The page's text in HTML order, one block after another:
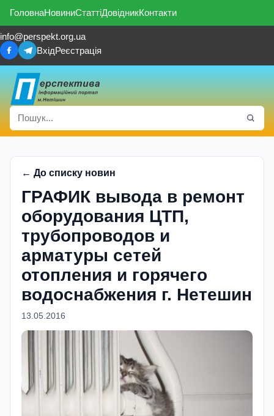
ГоловнаНовиниСтаттіДовідникКонтакти
info@perspekt.org.ua
ВхідРеєстрація
← До списку новин
ГРАФИК вывода в ремонт
оборудования ЦТП,
трубопроводов и
арматуры сетей
отопления и горячего
водоснабжения г. Нетешин
13.05.2016